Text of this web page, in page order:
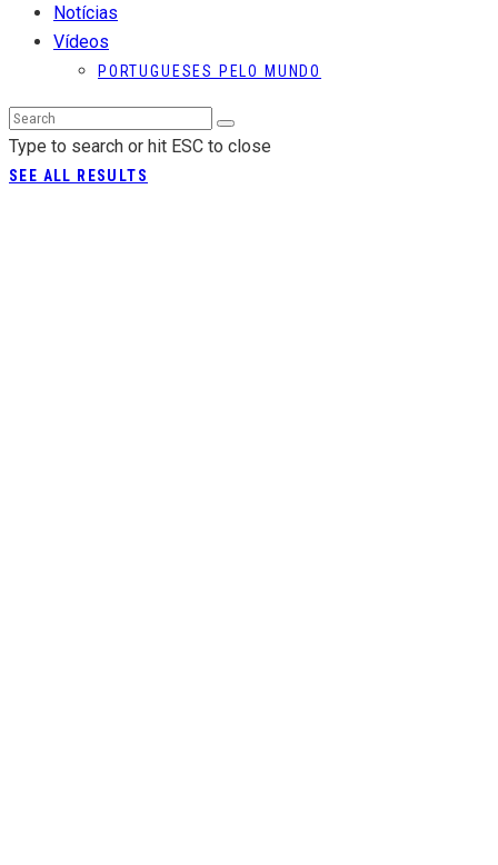
Notícias
Vídeos
PORTUGUESES PELO MUNDO
Type to search or hit ESC to close
SEE ALL RESULTS